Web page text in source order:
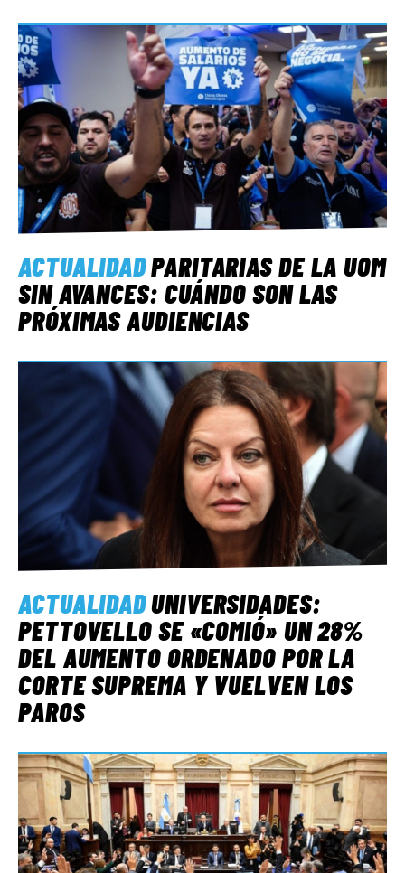
ACTUALIDADPARITARIAS DE LA UOM
SIN AVANCES: CUÁNDO SON LAS
PRÓXIMAS AUDIENCIAS
ACTUALIDADUNIVERSIDADES:
PETTOVELLO SE «COMIÓ» UN 28%
DEL AUMENTO ORDENADO POR LA
CORTE SUPREMA Y VUELVEN LOS
PAROS